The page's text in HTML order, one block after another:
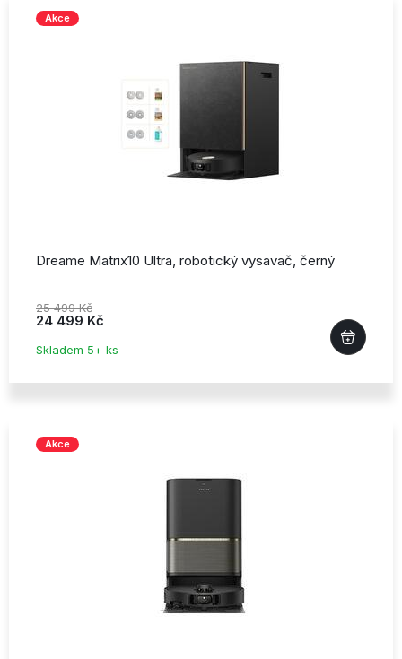
Akce
Dreame Matrix10 Ultra, robotický vysavač, černý
25 499 Kč
24 499 Kč
Skladem 5+ ks
Akce